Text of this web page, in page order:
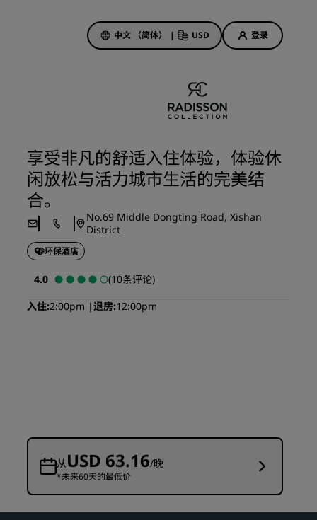
中文 （简体） | USD 登录
美好的初遇，丰厚的奖励
当日特惠
查看套餐
Rad Pets
访问我们的博客
丽赏会
了解丽赏会
享受非凡的舒适入住体验，体验休
闲放松与活力城市生活的完美结
合。
No.69 Middle Dongting Road, Xishan
District
环保酒店
4.0
(10条评论)
入住 2:00pm 退房 12:00pm
从USD 63.16/晚
*未来60天的最低价